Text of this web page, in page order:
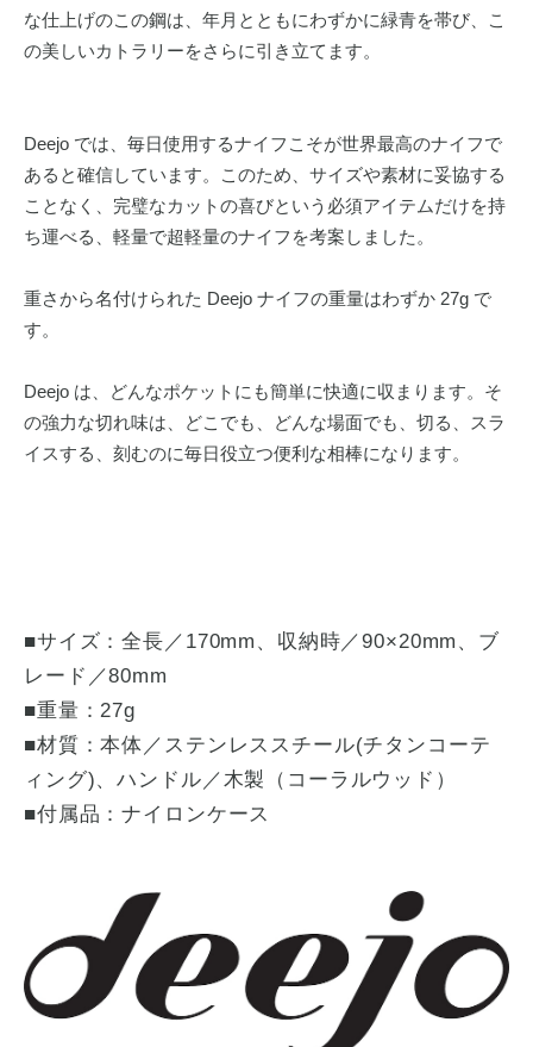
な仕上げのこの鋼は、年月とともにわずかに緑青を帯び、こ
の美しいカトラリーをさらに引き立てます。
Deejo では、毎日使用するナイフこそが世界最高のナイフで
あると確信しています。このため、サイズや素材に妥協する
ことなく、完璧なカットの喜びという必須アイテムだけを持
ち運べる、軽量で超軽量のナイフを考案しました。
重さから名付けられた Deejo ナイフの重量はわずか 27g で
す。
Deejo は、どんなポケットにも簡単に快適に収まります。そ
の強力な切れ味は、どこでも、どんな場面でも、切る、スラ
イスする、刻むのに毎日役立つ便利な相棒になります。
■サイズ：全長／170mm、収納時／90×20mm、ブ
レード／80mm
■重量：27g
■材質：本体／ステンレススチール(チタンコーテ
ィング)、ハンドル／木製（コーラルウッド）
■付属品：ナイロンケース